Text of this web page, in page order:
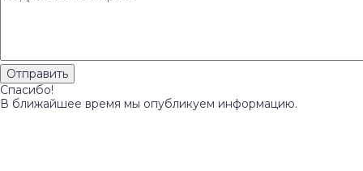
Спасибо!
В ближайшее время мы опубликуем информацию.